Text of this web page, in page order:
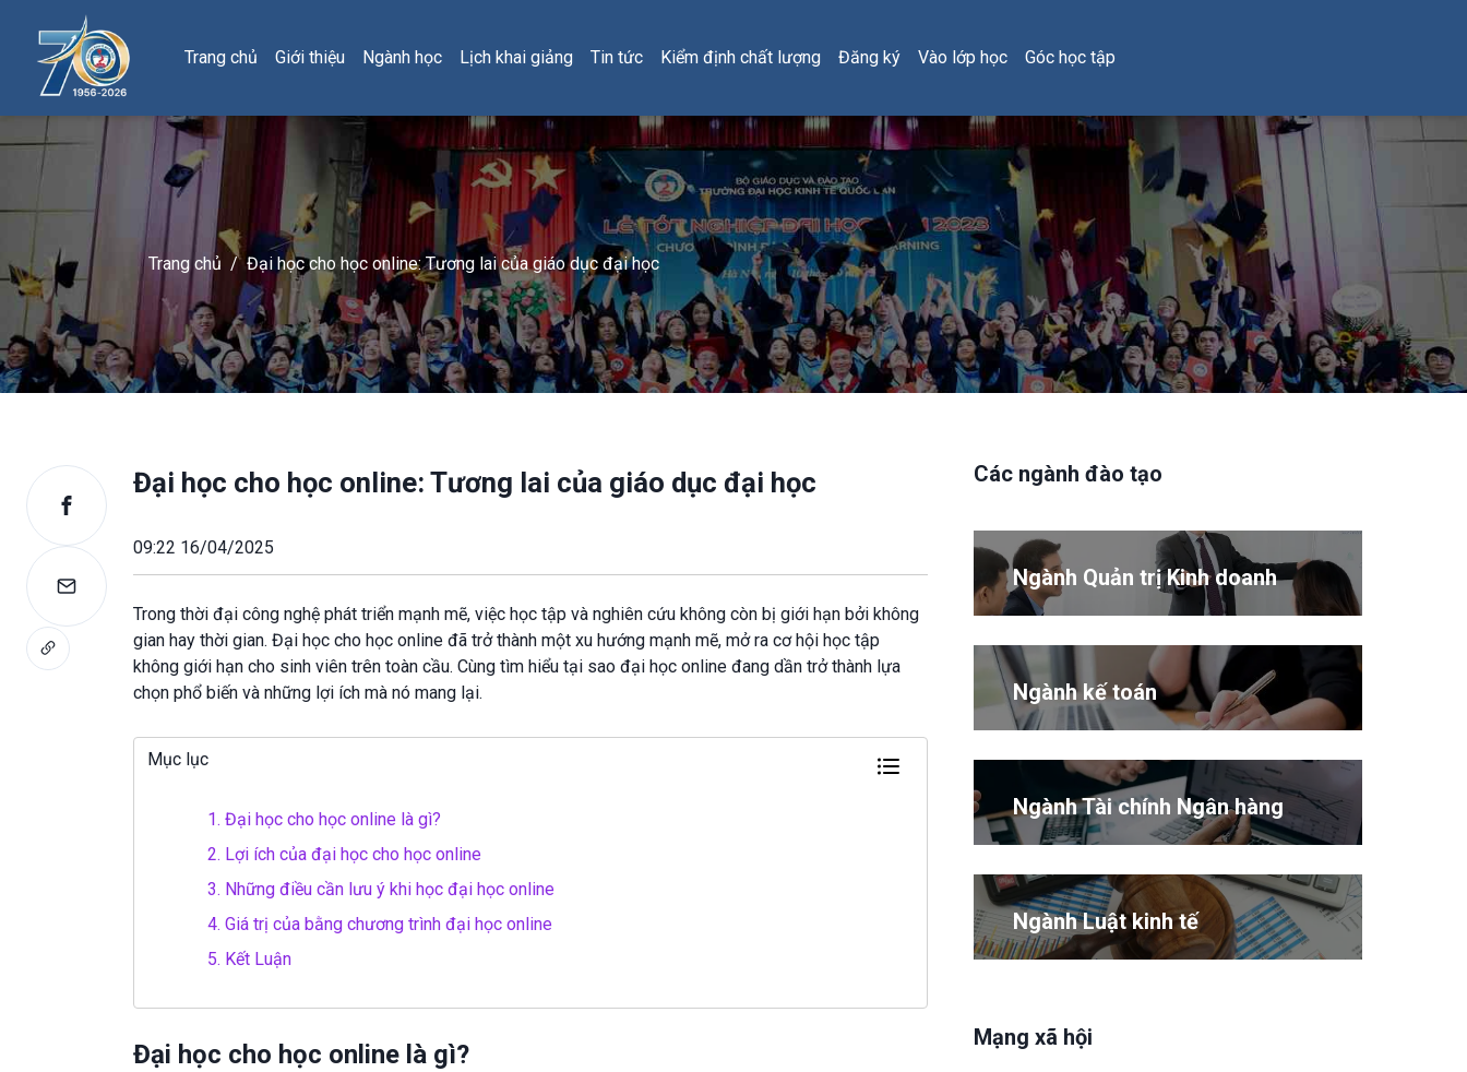
Trang chủ Giới thiệu Ngành học Lịch khai giảng Tin tức Kiểm định chất lượng Đăng ký Vào lớp học Góc học tập
Trang chủ / Đại học cho học online: Tương lai của giáo dục đại học
Đại học cho học online: Tương lai của giáo dục đại học
09:22 16/04/2025
Trong thời đại công nghệ phát triển mạnh mẽ, việc học tập và nghiên cứu không còn bị giới hạn bởi không
gian hay thời gian. Đại học cho học online đã trở thành một xu hướng mạnh mẽ, mở ra cơ hội học tập
không giới hạn cho sinh viên trên toàn cầu. Cùng tìm hiểu tại sao đại học online đang dần trở thành lựa
chọn phổ biến và những lợi ích mà nó mang lại.
Mục lục
1. Đại học cho học online là gì?
2. Lợi ích của đại học cho học online
3. Những điều cần lưu ý khi học đại học online
4. Giá trị của bằng chương trình đại học online
5. Kết Luận
Đại học cho học online là gì?
Các ngành đào tạo
Ngành Quản trị Kinh doanh
Ngành kế toán
Ngành Tài chính Ngân hàng
Ngành Luật kinh tế
Mạng xã hội